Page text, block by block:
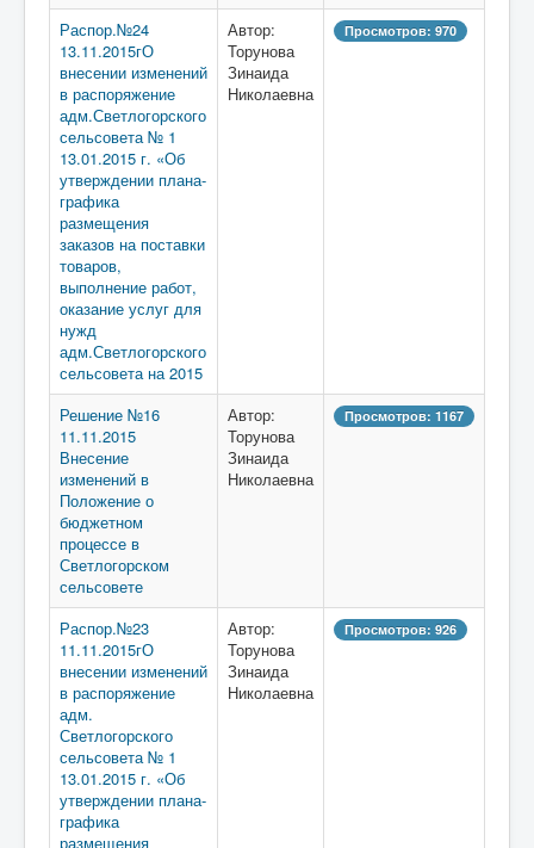
Распор.№24
13.11.2015гО
внесении изменений
в распоряжение
адм.Светлогорского
сельсовета № 1
13.01.2015 г. «Об
утверждении плана-
графика
размещения
заказов на поставки
товаров,
выполнение работ,
оказание услуг для
нужд
адм.Светлогорского
сельсовета на 2015
Автор:
Торунова
Зинаида
Николаевна
Просмотров: 970
Решение №16
11.11.2015
Внесение
изменений в
Положение о
бюджетном
процессе в
Светлогорском
сельсовете
Автор:
Торунова
Зинаида
Николаевна
Просмотров: 1167
Распор.№23
11.11.2015гО
внесении изменений
в распоряжение
адм.
Светлогорского
сельсовета № 1
13.01.2015 г. «Об
утверждении плана-
графика
размещения
Автор:
Торунова
Зинаида
Николаевна
Просмотров: 926